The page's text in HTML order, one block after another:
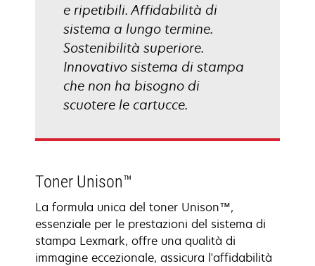
e ripetibili. Affidabilità di
sistema a lungo termine.
Sostenibilità superiore.
Innovativo sistema di stampa
che non ha bisogno di
scuotere le cartucce.
Toner Unison™
La formula unica del toner Unison™,
essenziale per le prestazioni del sistema di
stampa Lexmark, offre una qualità di
immagine eccezionale, assicura l'affidabilità